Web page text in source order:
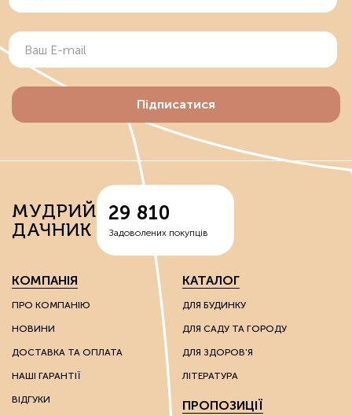
Підписатися
МУДРИЙ
ДАЧНИК
29 810
Задоволених покупців
КОМПАНІЯ
ПРО КОМПАНІЮ
НОВИНИ
ДОСТАВКА ТА ОПЛАТА
НАШІ ГАРАНТІЇ
ВІДГУКИ
КАТАЛОГ
ДЛЯ БУДИНКУ
ДЛЯ САДУ ТА ГОРОДУ
ДЛЯ ЗДОРОВ'Я
ЛІТЕРАТУРА
ПРОПОЗИЦІЇ